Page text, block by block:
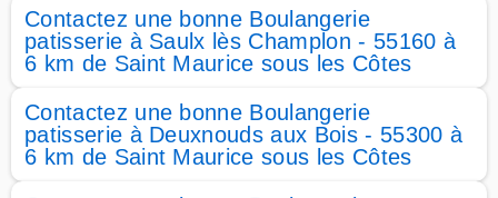
Contactez une bonne Boulangerie
patisserie à Saulx lès Champlon - 55160 à
6 km de Saint Maurice sous les Côtes
Contactez une bonne Boulangerie
patisserie à Deuxnouds aux Bois - 55300 à
6 km de Saint Maurice sous les Côtes